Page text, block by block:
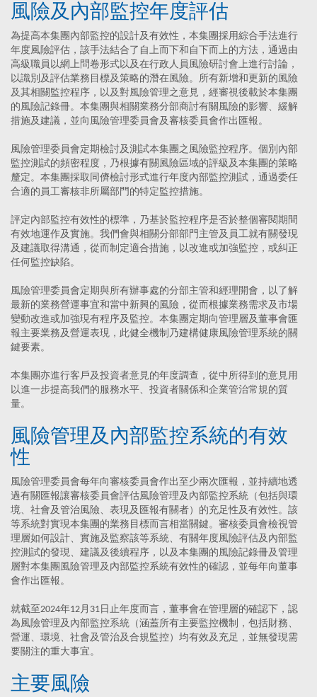
風險及內部監控年度評估
為提高本集團內部監控的設計及有效性，本集團採用綜合手法進行
年度風險評估，該手法結合了自上而下和自下而上的方法，通過由
高級職員以網上問卷形式以及在行政人員風險研討會上進行討論，
以識別及評估業務目標及策略的潛在風險。所有新增和更新的風險
及其相關監控程序，以及對風險管理之意見，經審視後載於本集團
的風險記錄冊。本集團與相關業務分部商討有關風險的影響、緩解
措施及建議，並向風險管理委員會及審核委員會作出匯報。
風險管理委員會定期檢討及測試本集團之風險監控程序。個別內部
監控測試的頻密程度，乃根據有關風險區域的評級及本集團的策略
釐定。本集團採取同儕檢討形式進行年度內部監控測試，通過委任
合適的員工審核非所屬部門的特定監控措施。
評定內部監控有效性的標準，乃基於監控程序是否於整個審閱期間
有效地運作及實施。我們會與相關分部部門主管及員工就有關發現
及建議取得溝通，從而制定適合措施，以改進或加強監控，或糾正
任何監控缺陷。
風險管理委員會定期與所有辦事處的分部主管和經理開會，以了解
最新的業務營運事宜和當中新興的風險，從而根據業務需求及市場
變動改進或加強現有程序及監控。本集團定期向管理層及董事會匯
報主要業務及營運表現，此健全機制乃建構健康風險管理系統的關
鍵要素。
本集團亦進行客戶及投資者意見的年度調查，從中所得到的意見用
以進一步提高我們的服務水平、投資者關係和企業管治常規的質
量。
風險管理及內部監控系統的有效
性
風險管理委員會每年向審核委員會作出至少兩次匯報，並持續地透
過有關匯報讓審核委員會評估風險管理及內部監控系統（包括與環
境、社會及管治風險、表現及匯報有關者）的充足性及有效性。該
等系統對實現本集團的業務目標而言相當關鍵。審核委員會檢視管
理層如何設計、實施及監察該等系統、有關年度風險評估及內部監
控測試的發現、建議及後續程序，以及本集團的風險記錄冊及管理
層對本集團風險管理及內部監控系統有效性的確認，並每年向董事
會作出匯報。
就截至2024年12月31日止年度而言，董事會在管理層的確認下，認
為風險管理及內部監控系統（涵蓋所有主要監控機制，包括財務、
營運、環境、社會及管治及合規監控）均有效及充足，並無發現需
要關注的重大事宜。
主要風險